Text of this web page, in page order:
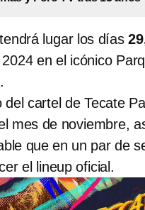
lugar los días
en el icónico
del cartel de Tecate
mes de noviembre,
que en un par de
el lineup oficial.